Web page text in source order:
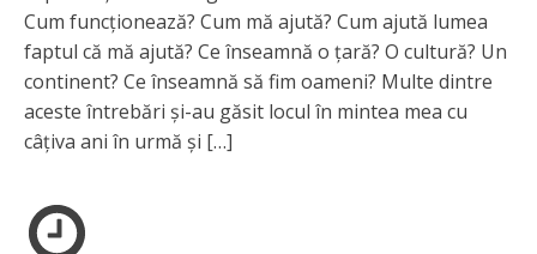
Cum funcționează? Cum mă ajută? Cum ajută lumea
faptul că mă ajută? Ce înseamnă o țară? O cultură? Un
continent? Ce înseamnă să fim oameni? Multe dintre
aceste întrebări și-au găsit locul în mintea mea cu
câțiva ani în urmă și […]